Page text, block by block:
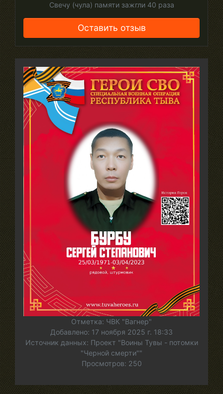
Свечу (чула) памяти зажгли 40 раза
Оставить отзыв
Отметка: ЧВК "Вагнер"
Добавлено: 17 ноября 2025 г. 18:33
Источник данных: Проект "Воины Тувы - потомки
"Черной смерти""
Просмотров: 250